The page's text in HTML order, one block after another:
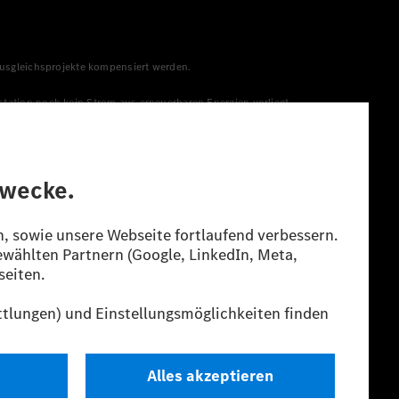
kompensiert werden.
noch kein Strom aus erneuerbaren Energien vorliegt,
angegebenen Spannweiten beziehen sich auf den
durch den Pkw, sondern auch vom Fahrstil und
ermittelt. Es liegen bislang weder bestätigte Werte von